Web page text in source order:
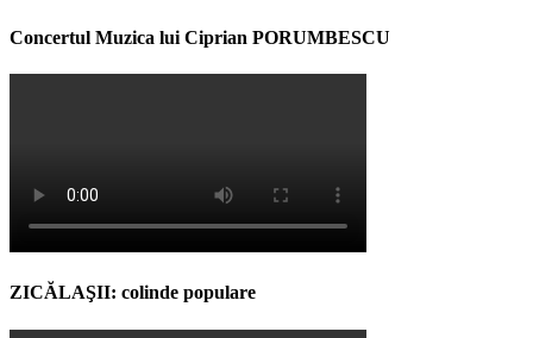
Concertul Muzica lui Ciprian PORUMBESCU
ZICĂLAŞII: colinde populare